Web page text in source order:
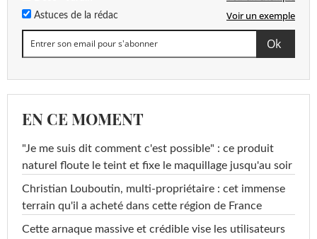
Astuces de la rédac Voir un exemple
EN CE MOMENT
"Je me suis dit comment c'est possible" : ce produit
naturel floute le teint et fixe le maquillage jusqu'au soir
Christian Louboutin, multi-propriétaire : cet immense
terrain qu'il a acheté dans cette région de France
Cette arnaque massive et crédible vise les utilisateurs